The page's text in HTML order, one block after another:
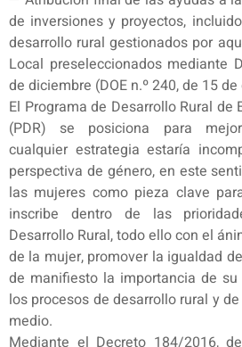
de inversiones y proyectos,
desarrollo rural gestionados por
Local preseleccionados mediante
de diciembre (DOE n.º 240, de 15
El Programa de Desarrollo Rural de
(PDR) se posiciona para
cualquier estrategia estaría
perspectiva de género, en este
las mujeres como pieza clave
inscribe dentro de las
Desarrollo Rural, todo ello con el
de la mujer, promover la igualdad
de manifiesto la importancia de
los procesos de desarrollo rural y
medio.
Mediante el Decreto 184/2016,